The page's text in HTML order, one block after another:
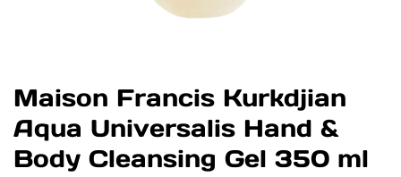
Maison Francis Kurkdjian
Aqua Universalis Hand &
Body Cleansing Gel 350 ml